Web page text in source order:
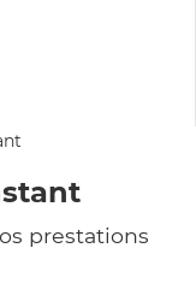
prestations